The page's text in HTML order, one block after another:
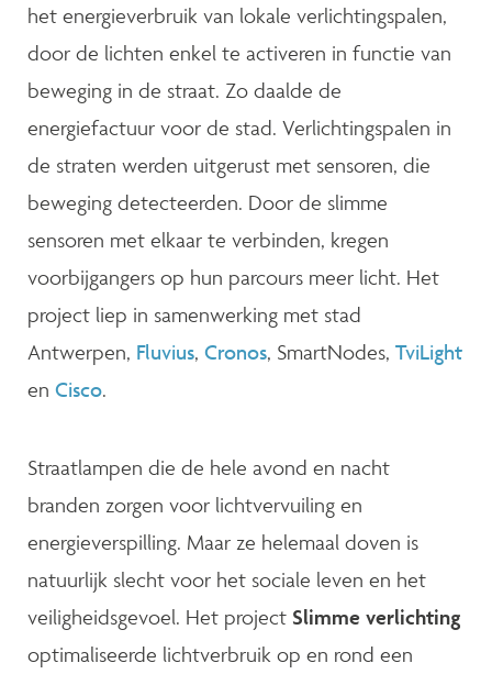
het energieverbruik van lokale verlichtingspalen,
door de lichten enkel te activeren in functie van
beweging in de straat. Zo daalde de
energiefactuur voor de stad. Verlichtingspalen in
de straten werden uitgerust met sensoren, die
beweging detecteerden. Door de slimme
sensoren met elkaar te verbinden, kregen
voorbijgangers op hun parcours meer licht. Het
project liep in samenwerking met stad
Antwerpen, Fluvius, Cronos, SmartNodes, TviLight
en Cisco.
Straatlampen die de hele avond en nacht
branden zorgen voor lichtvervuiling en
energieverspilling. Maar ze helemaal doven is
natuurlijk slecht voor het sociale leven en het
veiligheidsgevoel. Het project Slimme verlichting
optimaliseerde lichtverbruik op en rond een